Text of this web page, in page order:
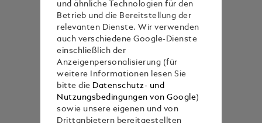
und ähnliche Technologien für den
Betrieb und die Bereitstellung der
relevanten Dienste. Wir verwenden
auch verschiedene Google-Dienste
einschließlich der
Anzeigenpersonalisierung (für
weitere Informationen lesen Sie
bitte die Datenschutz- und
Nutzungsbedingungen von Google)
sowie unsere eigenen und von
Drittanbietern bereitgestellten